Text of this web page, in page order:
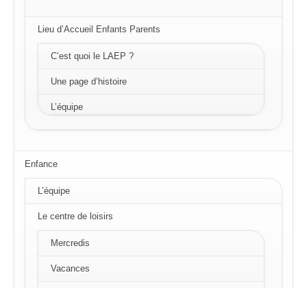
Lieu d’Accueil Enfants Parents
C’est quoi le LAEP ?
Une page d’histoire
L’équipe
Enfance
L’équipe
Le centre de loisirs
Mercredis
Vacances